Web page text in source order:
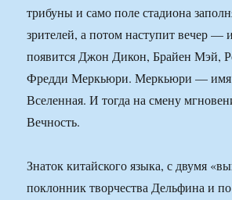
трибуны и само поле стадиона
зрителей, а потом наступит вечер —
появится Джон Дикон, Брайен Мэй,
Фредди Меркьюри. Меркьюри —
Вселенная. И тогда на смену
Вечность.
Знаток китайского языка, с двумя
поклонник творчества Дельфина и по